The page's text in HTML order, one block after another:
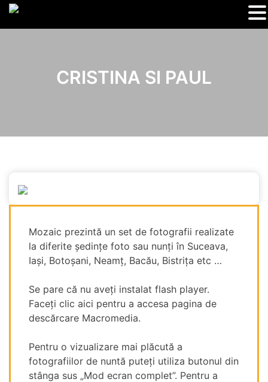
CRISTINA SI PAUL
Mozaic prezintă un set de fotografii realizate
la diferite ședințe foto sau nunți în Suceava,
Iași, Botoșani, Neamț, Bacău, Bistrița etc …
Se pare că nu aveți instalat flash player.
Faceți clic aici pentru a accesa pagina de
descărcare Macromedia.
Pentru o vizualizare mai plăcută a
fotografiilor de nuntă puteți utiliza butonul din
stânga sus „Mod ecran complet”. Pentru a